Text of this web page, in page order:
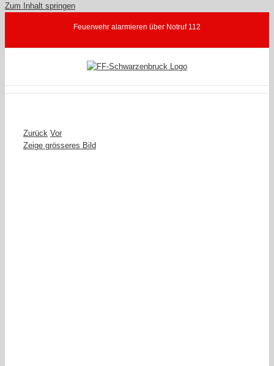
Zum Inhalt springen
Feuerwehr alarmieren über Notruf 112
Zurück Vor
Zeige grösseres Bild